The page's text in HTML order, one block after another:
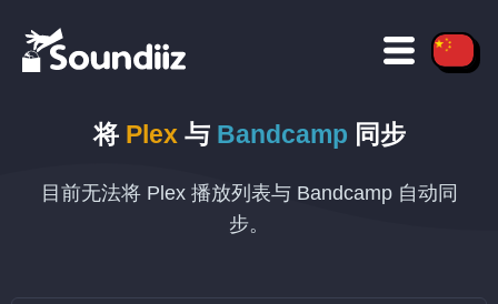
将 Plex 与 Bandcamp 同步
目前无法将 Plex 播放列表与 Bandcamp 自动同
步。